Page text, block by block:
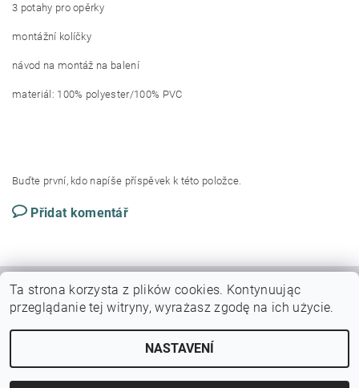
3 potahy pro opěrky
montážní kolíčky
návod na montáž na balení
materiál: 100% polyester/100% PVC
Buďte první, kdo napíše příspěvek k této položce.
Přidat komentář
VŠEOBECNÉ OBCHODNÍ PODMÍNKY | DOPRAVY A PLATBY |
Podmínky ochrany osobních údajů
2026 ©Autocrocco, všechna práva vyhrazenaUpravit nastavení cookies
Ta strona korzysta z plików cookies. Kontynuując
przeglądanie tej witryny, wyrażasz zgodę na ich użycie.
NASTAVENÍ